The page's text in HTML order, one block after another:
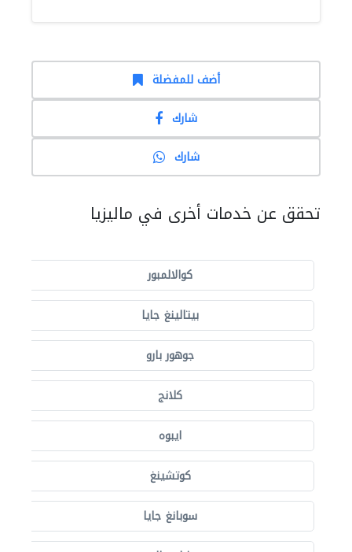
أضف للمفضلة
شارك
شارك
تحقق عن خدمات أخرى في ماليزيا
كوالالمبور
بيتالينغ جايا
جوهور بارو
كلانج
ايبوه
كوتشينغ
سوبانغ جايا